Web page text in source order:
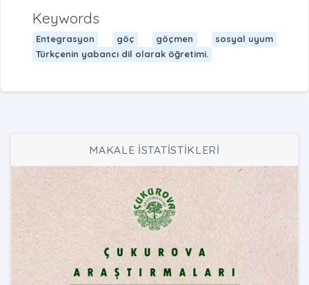
Keywords
Entegrasyon göç göçmen
sosyal uyum
Türkçenin yabancı dil olarak öğretimi.
MAKALE İSTATİSTİKLERİ